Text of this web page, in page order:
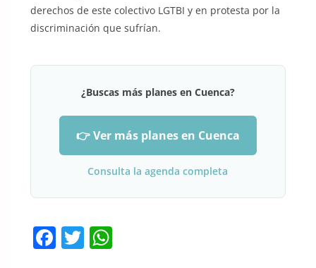
derechos de este colectivo LGTBI y en protesta por la
discriminación que sufrían.
¿Buscas más planes en Cuenca?
👉 Ver más planes en Cuenca
Consulta la agenda completa
F T W